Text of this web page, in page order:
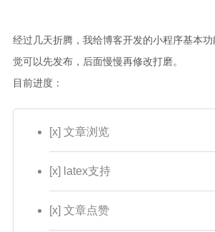
经过几天折腾，我给博客开发的小程序基本
觉可以先发布，后面慢慢再修改打磨。
目前进度：
[x] 文章浏览
[x] latex支持
[x] 文章点赞
更多
关于